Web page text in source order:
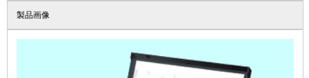
製品画像